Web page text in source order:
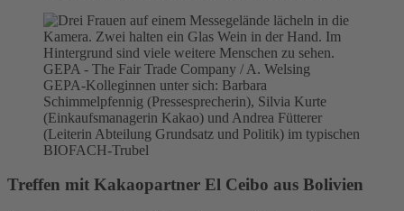
GEPA - The Fair Trade Company / A. Welsing
GEPA-Kolleginnen unter sich: Barbara
Schimmelpfennig (Pressesprecherin), Silvia Kurte
(Einkaufsmanagerin Kakao) und Andrea Fütterer
(Leiterin Abteilung Grundsatz und Politik) im typischen
BIOFACH-Trubel
Treffen mit Kakaopartner El Ceibo aus Bolivien